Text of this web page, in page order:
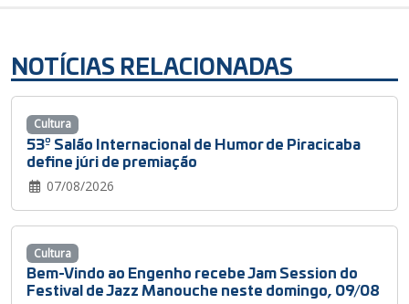
NOTÍCIAS RELACIONADAS
53º Salão Internacional de Humor de Piracicaba
define júri de premiação
07/08/2026
Cultura
Bem-Vindo ao Engenho recebe Jam Session do
Festival de Jazz Manouche neste domingo, 09/08
Cultura